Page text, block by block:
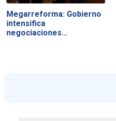
Megarreforma: Gobierno
intensifica
negociaciones…